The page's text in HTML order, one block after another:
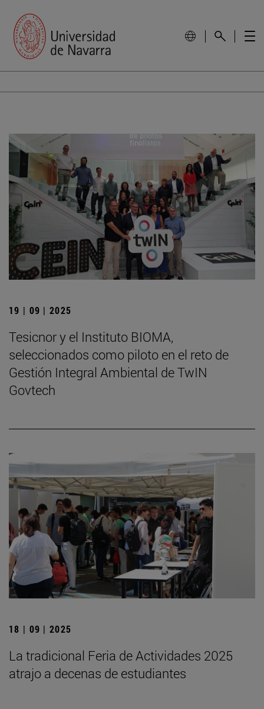
19 | 09 | 2025
Tesicnor y el Instituto BIOMA,
seleccionados como piloto en el reto de
Gestión Integral Ambiental de TwIN
Govtech
18 | 09 | 2025
La tradicional Feria de Actividades 2025
atrajo a decenas de estudiantes